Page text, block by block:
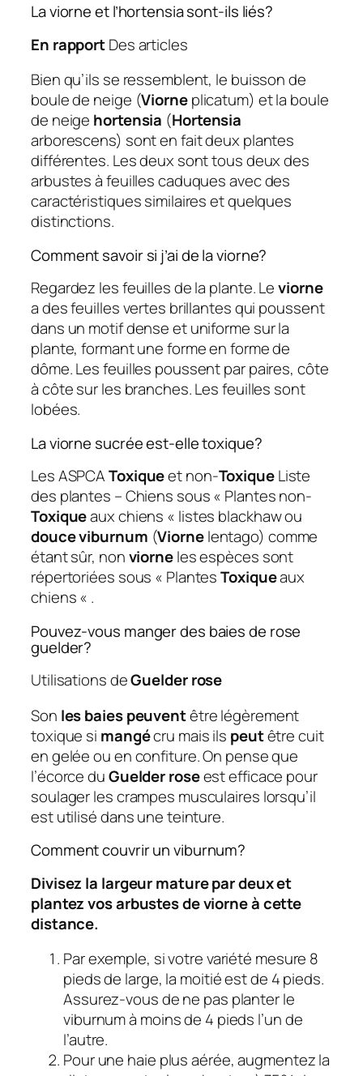
La viorne et l’hortensia sont-ils liés?
En rapportDes articles
Bien qu’ils se ressemblent, le buisson de
boule de neige (Viorneplicatum) et la boule
de neige hortensia (Hortensia
arborescens) sont en fait deux plantes
différentes. Les deux sont tous deux des
arbustes à feuilles caduques avec des
caractéristiques similaires et quelques
distinctions.
Comment savoir si j’ai de la viorne?
Regardez les feuilles de la plante. Leviorne
a des feuilles vertes brillantes qui poussent
dans un motif dense et uniforme sur la
plante, formant une forme en forme de
dôme. Les feuilles poussent par paires, côte
à côte sur les branches. Les feuilles sont
lobées.
La viorne sucrée est-elle toxique?
Les ASPCAToxiqueet non-ToxiqueListe
des plantes – Chiens sous « Plantes non-
Toxiqueaux chiens « listes blackhaw ou
douce viburnum (Viornelentago) comme
étant sûr, nonviorneles espèces sont
répertoriées sous « PlantesToxiqueaux
chiens « .
Pouvez-vous manger des baies de rose
guelder?
Utilisations deGuelder rose
Son les baies peuventêtre légèrement
toxique si mangécru mais ils peutêtre cuit
en gelée ou en confiture. On pense que
l’écorce duGuelder roseest efficace pour
soulager les crampes musculaires lorsqu’il
est utilisé dans une teinture.
Comment couvrir un viburnum?
Divisez la largeur mature par deux et
plantez vos arbustes de viorne à cette
distance.
Par exemple, si votre variété mesure 8
pieds de large, la moitié est de 4 pieds.
Assurez-vous de ne pas planter le
viburnum à moins de 4 pieds l’un de
l’autre.
Pour une haie plus aérée, augmentez la